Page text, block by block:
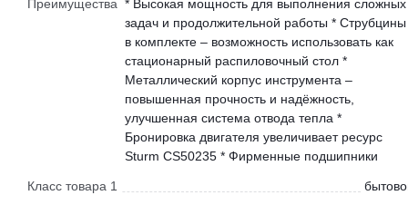
Преимущества * Высокая мощность для выполнения сложных
задач и продолжительной работы * Струбцины
в комплекте – возможность использовать как
стационарный распиловочный стол *
Металлический корпус инструмента –
повышенная прочность и надёжность,
улучшенная система отвода тепла *
Бронировка двигателя увеличивает ресурс
Sturm CS50235 * Фирменные подшипники
Класс товара 1